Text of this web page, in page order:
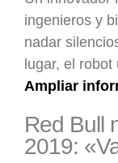
ingenieros y
nadar
lugar, el
Ampliar
Red Bull
2019: